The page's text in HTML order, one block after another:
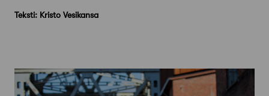
Teksti: Kristo Vesikansa